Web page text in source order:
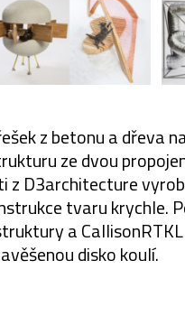
z betonu a dřeva
ze dvou
z D3architecture
tvaru krychle.
a
disko koulí.